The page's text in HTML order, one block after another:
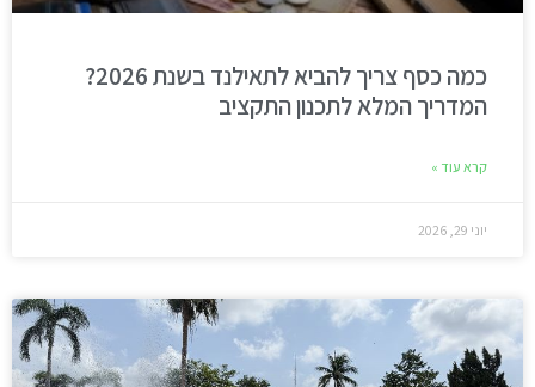
כמה כסף צריך להביא לתאילנד בשנת 2026?
המדריך המלא לתכנון התקציב
קרא עוד »
יוני 29, 2026